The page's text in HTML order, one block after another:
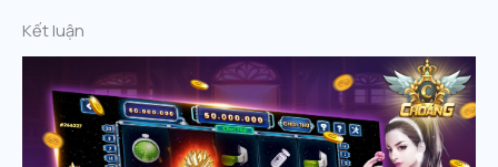
Kết luận